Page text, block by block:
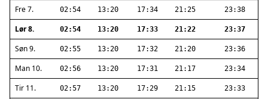
Fre 7. 02:54 13:20 17:34 21:25 23:38
Lør 8. 02:54 13:20 17:33 21:22 23:37
Søn 9. 02:55 13:20 17:32 21:20 23:36
Man 10. 02:56 13:20 17:31 21:17 23:34
Tir 11. 02:57 13:20 17:29 21:15 23:33